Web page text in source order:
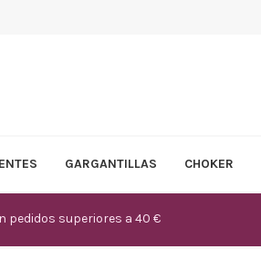
GARGANTILLAS CHOKER
pedidos superiores a 40 €